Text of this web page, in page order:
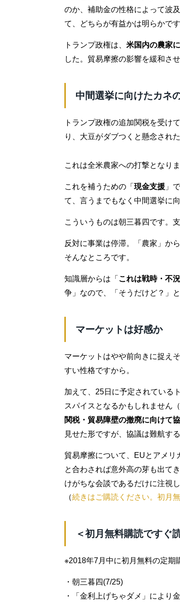
のか、補助金の性格によって波
て、どちらが有益かは明らかです
トランプ政権は、 米国内の農家
した。貿易摩擦の影響を緩和さ
中間選挙に向けたカネ
トランプ政権の追加関税を受けて
り、大豆がダブつくと懸念された
これは全米農家への打撃となり
これを補うための「 現金支援 」
て、言うまでもなく中間選挙に
こういうものは朝三暮四です。
反対に事業は停滞。「農家」か
そんなところです。
知識層からは「 これは戦時・不
争」なので、「そうだけど？」
マーケットは好感か
マーケットはやや前向きに捉え
すい性格ですから。
加えて、25日に予定されている
スパイスとなるかもしれません
関税・貿易障壁の撤廃に向けて
見せた形ですが、協議は難航す
貿易摩擦について、EUとアメリ
と合わされば意外高の芽も出て
けがちな会談であるだけに注視
（続きはご購読ください。初月
＜初月無料購読ですぐ
※2018年7月中に初月無料の定期
・朝三暮四(7/25)
・「金利上げちゃダメ」により